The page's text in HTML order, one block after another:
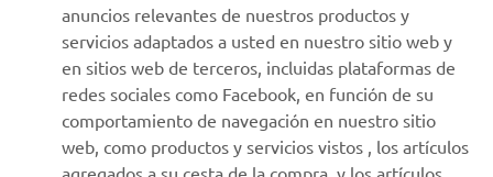
MÁS YAMAHA
AYUDA
anuncios relevantes de nuestros productos y
servicios adaptados a usted en nuestro sitio web y
en sitios web de terceros, incluidas plataformas de
redes sociales como Facebook, en función de su
comportamiento de navegación en nuestro sitio
web, como productos y servicios vistos , los artículos
agregados a su cesta de la compra, y los artículos